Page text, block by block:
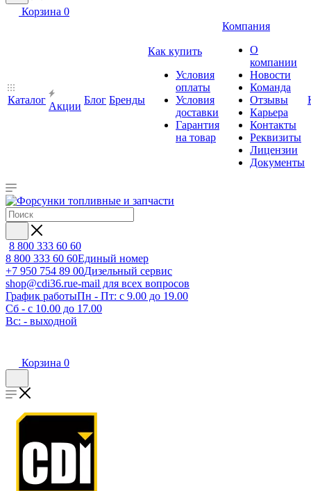
Корзина 0
Каталог
Акции
Блог Бренды
Как купить
Условия
оплаты
Условия
доставки
Гарантия
на товар
Компания
О
компании
Новости
Команда
Отзывы
Карьера
Контакты
Реквизиты
Лицензии
Документы
8 800 333 60 60
8 800 333 60 60Единый номер
+7 950 754 89 00Дизельный сервис
shop@cdi36.rue-mail для всех вопросов
График работыПн - Пт: с 9.00 до 19.00
Сб - с 10.00 до 17.00
Вс: - выходной
Корзина 0